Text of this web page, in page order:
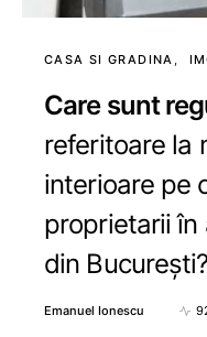
CASA SI GRADINA
Care sunt
referitoare la
interioare pe
proprietarii
din București?
Emanuel Ionescu